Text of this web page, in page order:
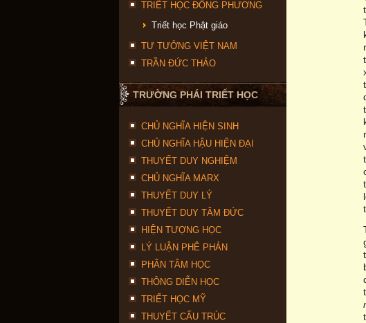
TRIẾT HỌC ĐÔNG PHƯƠNG
Triết học Phật giáo
TƯ TƯỞNG VIỆT NAM
TRẦN ĐỨC THẢO
TRƯỜNG PHÁI TRIẾT HỌC
CHỦ NGHĨA HIỆN SINH
CHỦ NGHĨA HẬU HIỆN ĐẠI
THUYẾT DUY NGHIỆM
CHỦ NGHĨA MARX
THUYẾT DUY LÝ
THUYẾT DUY TÂM ĐỨC
HIỆN TƯỢNG HỌC
LÝ LUẬN PHÊ PHÁN
PHÂN TÂM HỌC
THÔNG DIỄN HỌC
TRIẾT HỌC MỸ
THUYẾT CẤU TRÚC